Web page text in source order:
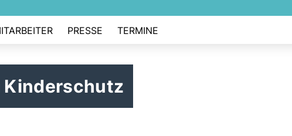
PRESSE TERMINE